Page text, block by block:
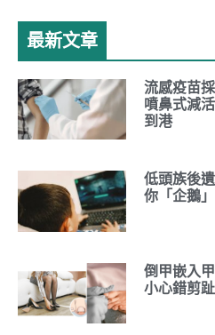
最新文章
流感疫苗
噴鼻式減
到港
低頭族後
你「企鵝
倒甲嵌入
小心錯剪